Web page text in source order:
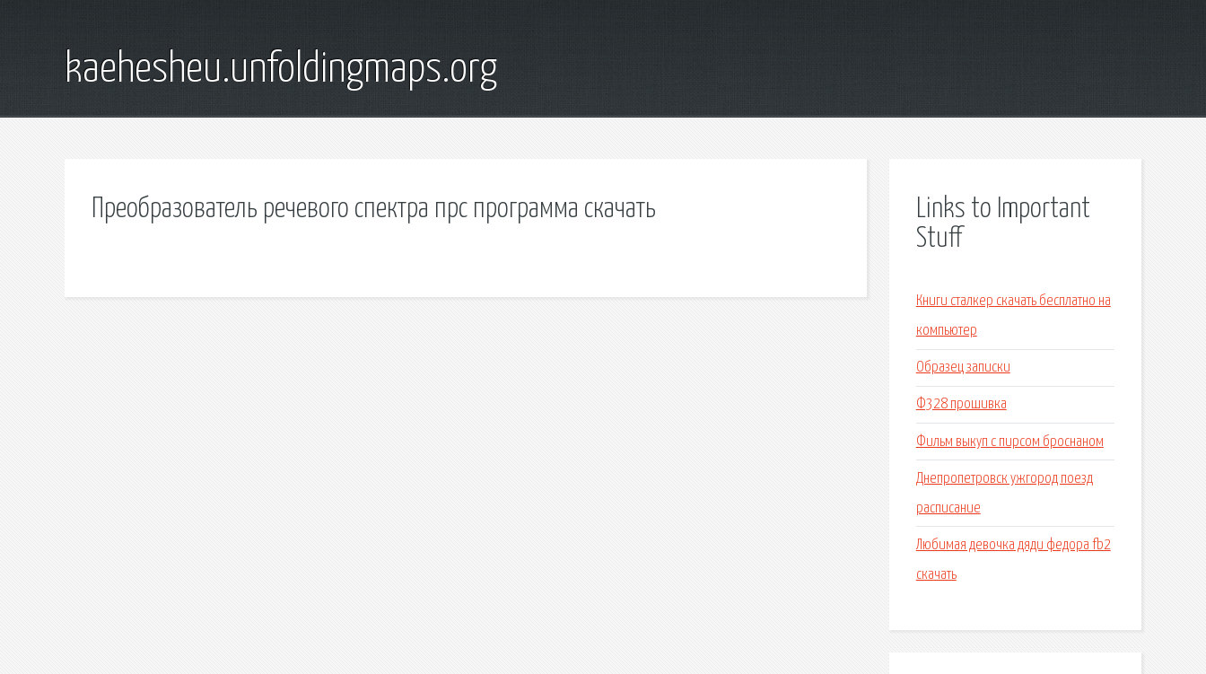
kaehesheu.unfoldingmaps.org
Преобразователь речевого спектра прс программа скачать
Links to Important
Stuff
Книги сталкер скачать бесплатно на
компьютер
Образец записки
Ф328 прошивка
Фильм выкуп с пирсом броснаном
Днепропетровск ужгород поезд
расписание
Любимая девочка дяди федора fb2
скачать